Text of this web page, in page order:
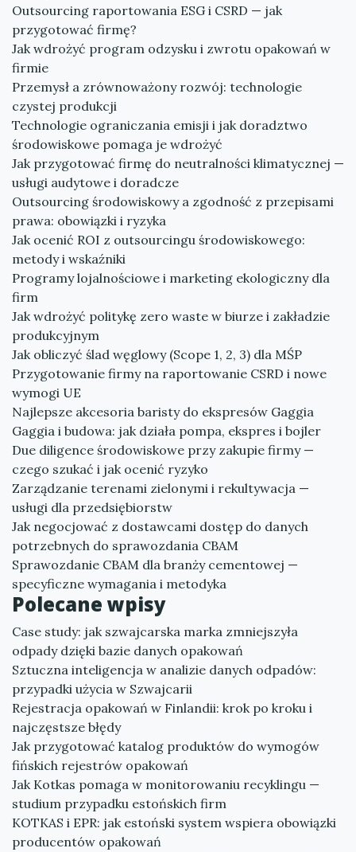
Outsourcing raportowania ESG i CSRD — jak
przygotować firmę?
Jak wdrożyć program odzysku i zwrotu opakowań w
firmie
Przemysł a zrównoważony rozwój: technologie
czystej produkcji
Technologie ograniczania emisji i jak doradztwo
środowiskowe pomaga je wdrożyć
Jak przygotować firmę do neutralności klimatycznej —
usługi audytowe i doradcze
Outsourcing środowiskowy a zgodność z przepisami
prawa: obowiązki i ryzyka
Jak ocenić ROI z outsourcingu środowiskowego:
metody i wskaźniki
Programy lojalnościowe i marketing ekologiczny dla
firm
Jak wdrożyć politykę zero waste w biurze i zakładzie
produkcyjnym
Jak obliczyć ślad węglowy (Scope 1, 2, 3) dla MŚP
Przygotowanie firmy na raportowanie CSRD i nowe
wymogi UE
Najlepsze akcesoria baristy do ekspresów Gaggia
Gaggia i budowa: jak działa pompa, ekspres i bojler
Due diligence środowiskowe przy zakupie firmy —
czego szukać i jak ocenić ryzyko
Zarządzanie terenami zielonymi i rekultywacja —
usługi dla przedsiębiorstw
Jak negocjować z dostawcami dostęp do danych
potrzebnych do sprawozdania CBAM
Sprawozdanie CBAM dla branży cementowej —
specyficzne wymagania i metodyka
Polecane wpisy
Case study: jak szwajcarska marka zmniejszyła
odpady dzięki bazie danych opakowań
Sztuczna inteligencja w analizie danych odpadów:
przypadki użycia w Szwajcarii
Rejestracja opakowań w Finlandii: krok po kroku i
najczęstsze błędy
Jak przygotować katalog produktów do wymogów
fińskich rejestrów opakowań
Jak Kotkas pomaga w monitorowaniu recyklingu —
studium przypadku estońskich firm
KOTKAS i EPR: jak estoński system wspiera obowiązki
producentów opakowań